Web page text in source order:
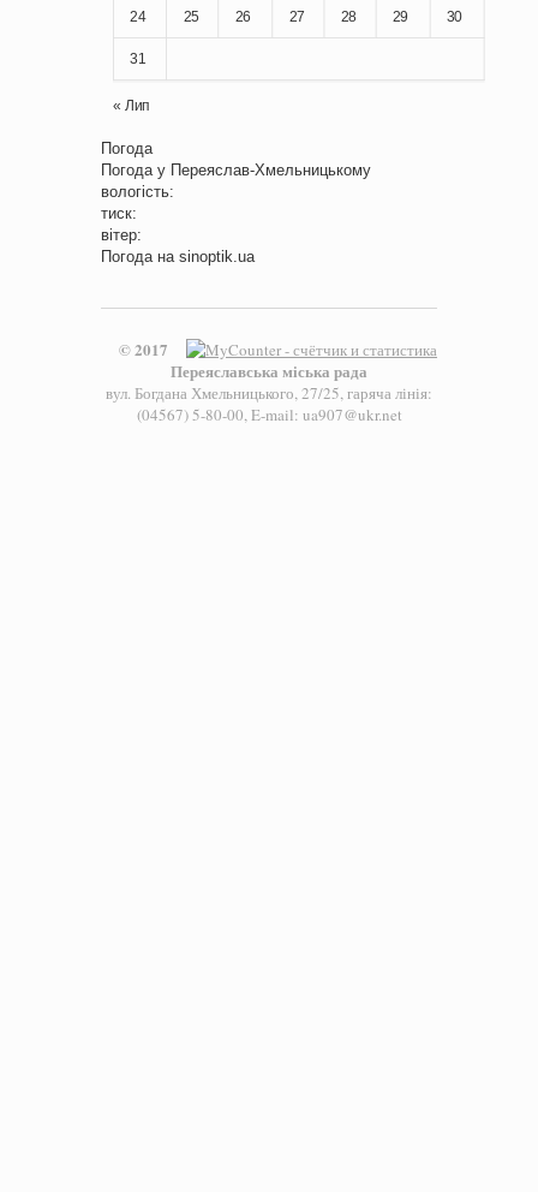
24 25 26 27 28 29 30
31
« Лип
Погода
Погода у Переяслав-Хмельницькому
вологість:
тиск:
вітер:
Погода на sinoptik.ua
© 2017
Переяславська міська рада
вул. Богдана Хмельницького, 27/25, гаряча лінія:
(04567) 5-80-00, E-mail: ua907@ukr.net